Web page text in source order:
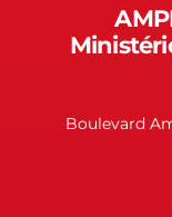
Boulevard